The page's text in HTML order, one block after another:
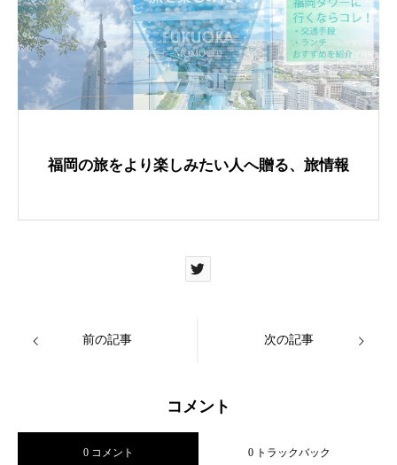
e
b
o
o
er e
st
福岡の旅をより楽しみたい人へ贈る、旅情報
前の記事 次の記事
コメント
0 コメント 0 トラックバック